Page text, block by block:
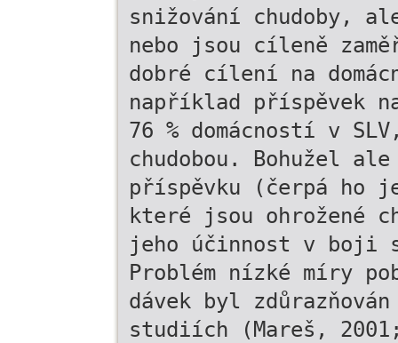
snižování chudoby,
nebo jsou cíleně
dobré cílení na
například příspěvek
76 % domácností v
chudobou. Bohužel
příspěvku (čerpá ho
které jsou ohrožené
jeho účinnost v boji s
Problém nízké míry
dávek byl
studiích (Mareš,